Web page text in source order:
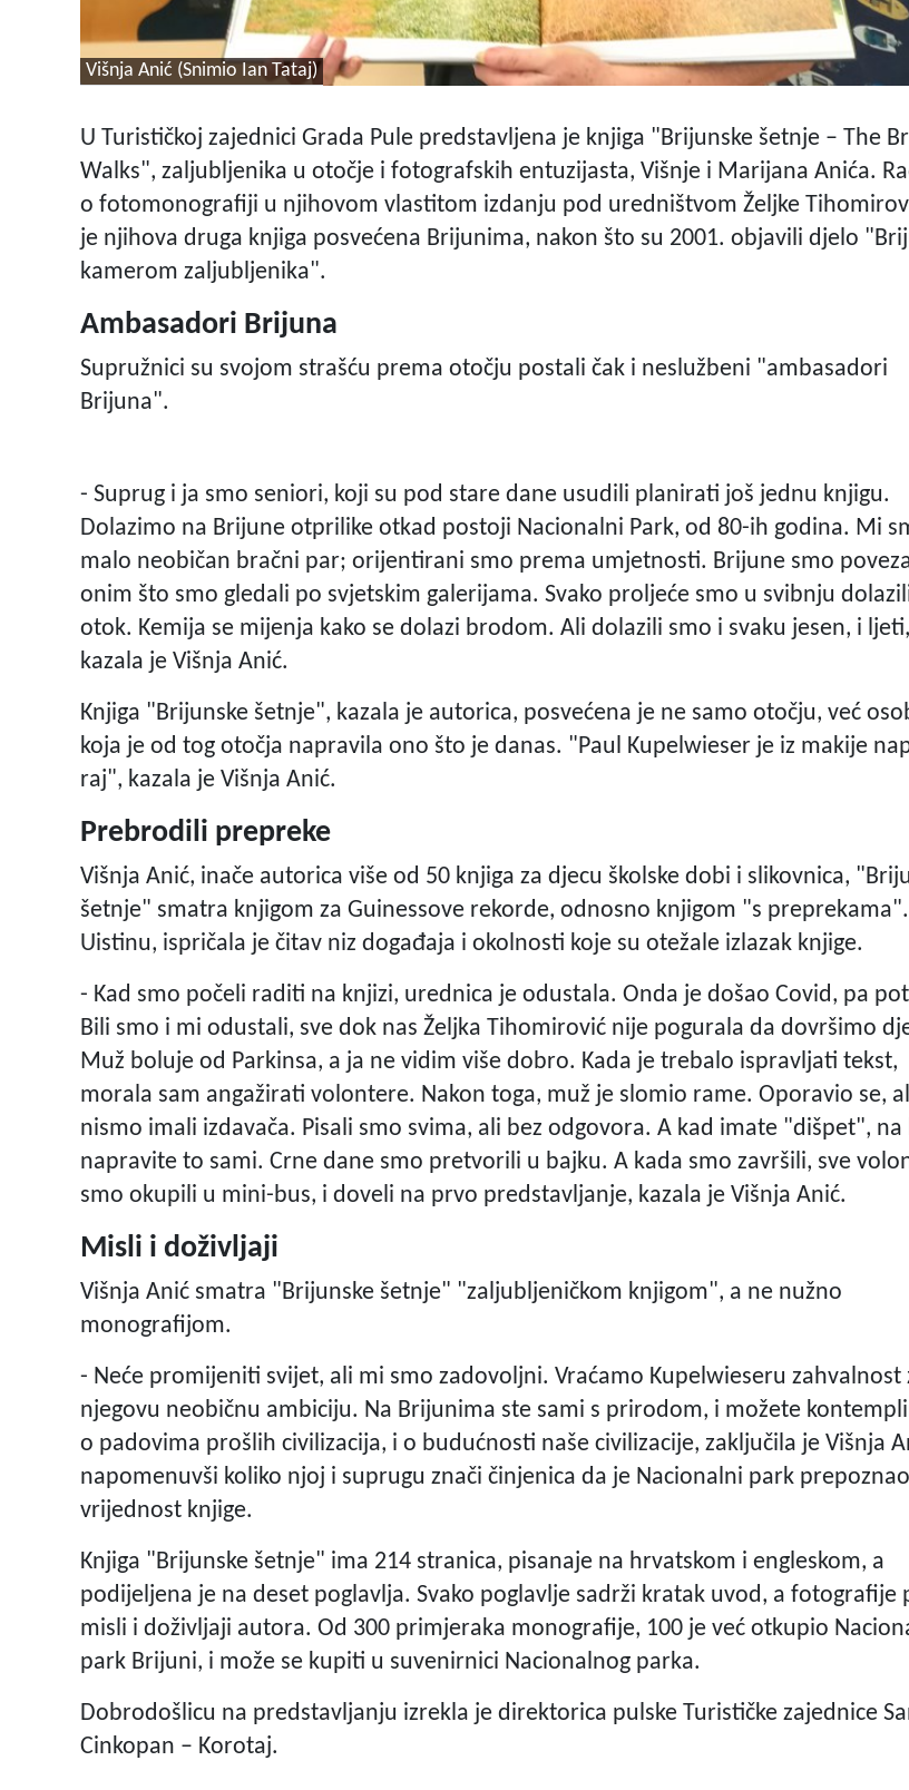
Višnja Anić (Snimio Ian Tataj)
U Turističkoj zajednici Grada Pule predstavljena je knjiga "Brijunske šetnje – The
Walks", zaljubljenika u otočje i fotografskih entuzijasta, Višnje i Marijana Anića.
o fotomonografiji u njihovom vlastitom izdanju pod uredništvom Željke
je njihova druga knjiga posvećena Brijunima, nakon što su 2001. objavili djelo
kamerom zaljubljenika".
Ambasadori Brijuna
Supružnici su svojom strašću prema otočju postali čak i neslužbeni "ambasadori
Brijuna".
- Suprug i ja smo seniori, koji su pod stare dane usudili planirati još jednu knjigu.
Dolazimo na Brijune otprilike otkad postoji Nacionalni Park, od 80-ih godina. Mi
malo neobičan bračni par; orijentirani smo prema umjetnosti. Brijune smo
onim što smo gledali po svjetskim galerijama. Svako proljeće smo u svibnju
otok. Kemija se mijenja kako se dolazi brodom. Ali dolazili smo i svaku jesen, i ljeti,
kazala je Višnja Anić.
Knjiga "Brijunske šetnje", kazala je autorica, posvećena je ne samo otočju, već
koja je od tog otočja napravila ono što je danas. "Paul Kupelwieser je iz makije
raj", kazala je Višnja Anić.
Prebrodili prepreke
Višnja Anić, inače autorica više od 50 knjiga za djecu školske dobi i slikovnica,
šetnje" smatra knjigom za Guinessove rekorde, odnosno knjigom "s preprekama".
Uistinu, ispričala je čitav niz događaja i okolnosti koje su otežale izlazak knjige.
- Kad smo počeli raditi na knjizi, urednica je odustala. Onda je došao Covid, pa
Bili smo i mi odustali, sve dok nas Željka Tihomirović nije pogurala da dovršimo
Muž boluje od Parkinsa, a ja ne vidim više dobro. Kada je trebalo ispravljati tekst,
morala sam angažirati volontere. Nakon toga, muž je slomio rame. Oporavio se,
nismo imali izdavača. Pisali smo svima, ali bez odgovora. A kad imate "dišpet", na
napravite to sami. Crne dane smo pretvorili u bajku. A kada smo završili, sve
smo okupili u mini-bus, i doveli na prvo predstavljanje, kazala je Višnja Anić.
Misli i doživljaji
Višnja Anić smatra "Brijunske šetnje" "zaljubljeničkom knjigom", a ne nužno
monografijom.
- Neće promijeniti svijet, ali mi smo zadovoljni. Vraćamo Kupelwieseru zahvalnost
njegovu neobičnu ambiciju. Na Brijunima ste sami s prirodom, i možete
o padovima prošlih civilizacija, i o budućnosti naše civilizacije, zaključila je Višnja
napomenuvši koliko njoj i suprugu znači činjenica da je Nacionalni park prepoznao
vrijednost knjige.
Knjiga "Brijunske šetnje" ima 214 stranica, pisanaje na hrvatskom i engleskom, a
podijeljena je na deset poglavlja. Svako poglavlje sadrži kratak uvod, a fotografije
misli i doživljaji autora. Od 300 primjeraka monografije, 100 je već otkupio
park Brijuni, i može se kupiti u suvenirnici Nacionalnog parka.
Dobrodošlicu na predstavljanju izrekla je direktorica pulske Turističke zajednice
Cinkopan – Korotaj.